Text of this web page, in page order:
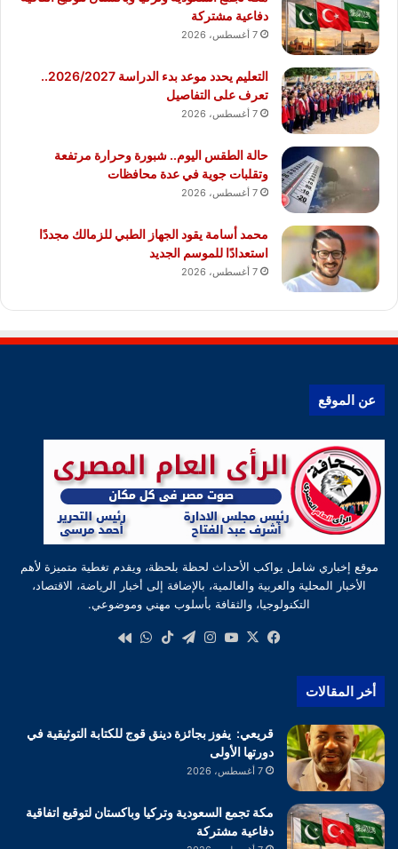
دفاعية مشتركة
7 أغسطس، 2026
التعليم يحدد موعد بدء الدراسة 2026/2027..
تعرف على التفاصيل
7 أغسطس، 2026
حالة الطقس اليوم.. شبورة وحرارة مرتفعة
وتقلبات جوية في عدة محافظات
7 أغسطس، 2026
محمد أسامة يقود الجهاز الطبي للزمالك مجددًا
استعدادًا للموسم الجديد
7 أغسطس، 2026
عن الموقع
موقع إخباري شامل يواكب الأحداث لحظة بلحظة، ويقدم تغطية متميزة لأهم
الأخبار المحلية والعربية والعالمية، بالإضافة إلى أخبار الرياضة، الاقتصاد،
التكنولوجيا، والثقافة بأسلوب مهني وموضوعي.
فيسبوك
‫X
‫YouTube
انستقرام
تيلقرام‫TikTokواتساب
أخر المقالات
قريعي: يفوز بجائزة دينق قوج للكتابة التوثيقية في
دورتها الأولى
7 أغسطس، 2026
مكة تجمع السعودية وتركيا وباكستان لتوقيع اتفاقية
دفاعية مشتركة